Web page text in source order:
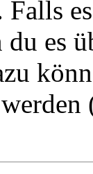
Falls
es